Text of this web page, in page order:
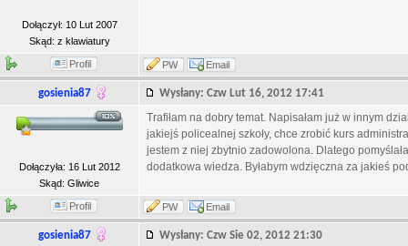
Dołączył: 10 Lut 2007
Skąd: z klawiatury
Profil PW Email
gosienia87 Wysłany: Czw Lut 16, 2012 17:41
Dołączyła: 16 Lut 2012
Skąd: Gliwice
Trafiłam na dobry temat. Napisałam już w innym
jakiejś policealnej szkoły, chce zrobić kurs
jestem z niej zbytnio zadowolona. Dlatego
dodatkowa wiedza. Byłabym wdzięczna za jakieś
Profil PW Email
gosienia87 Wysłany: Czw Sie 02, 2012 21:30